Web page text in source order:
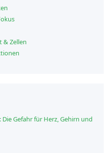
& Zellen
Die Gefahr für Herz, Gehirn und